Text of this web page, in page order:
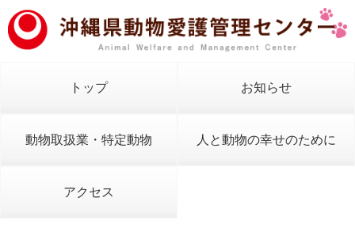
トップ お知らせ
動物取扱業・特定動物 人と動物の幸せのために
アクセス